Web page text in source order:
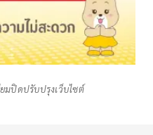
ยมปิดปรับปรุงเว็บไซต์